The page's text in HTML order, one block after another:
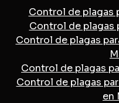
Control de plagas
Control de plagas
Control de plagas
Control de plagas
Control de plagas
en